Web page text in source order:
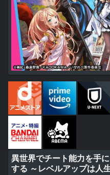
異世界でチート能力を手
する ～レベルアップは人